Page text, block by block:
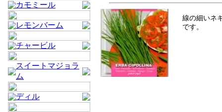
カモミール
レモンバーム
チャービル
スイートマジョラ
ム
ディル
線の細いネ
です。